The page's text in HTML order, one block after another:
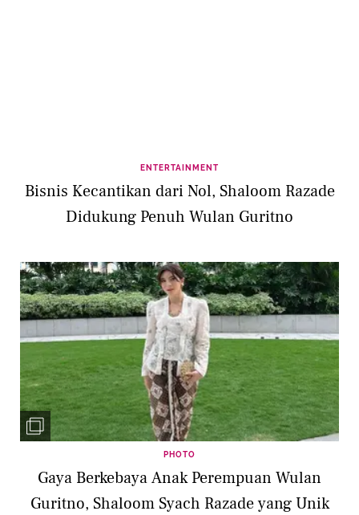
ENTERTAINMENT
Bisnis Kecantikan dari Nol, Shaloom Razade
Didukung Penuh Wulan Guritno
PHOTO
Gaya Berkebaya Anak Perempuan Wulan
Guritno, Shaloom Syach Razade yang Unik